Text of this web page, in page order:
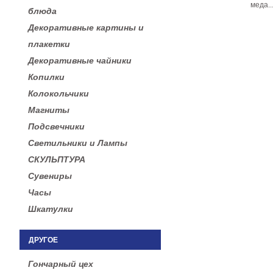
блюда
Декоративные картины и
плакетки
Декоративные чайники
Копилки
Колокольчики
Магниты
Подсвечники
Светильники и Лампы
СКУЛЬПТУРА
Сувениры
Часы
Шкатулки
ДРУГОЕ
Гончарный цех
меда...